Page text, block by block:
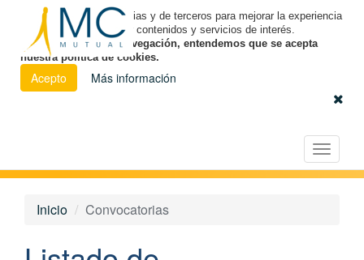
Utilizamos cookies propias y de terceros para mejorar la experiencia
de navegación y ofrecer contenidos y servicios de interés.
Al continuar con la navegación, entendemos que se acepta
nuestra política de cookies.
Acepto Más información
Toggle
Licitación Electrónica
Inicio Convocatorias